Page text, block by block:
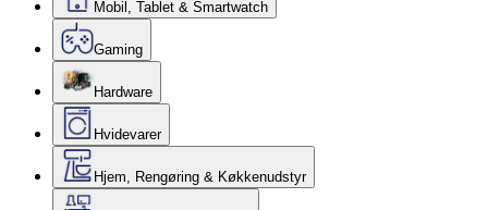
Mobil, Tablet & Smartwatch
Gaming
Hardware
Hvidevarer
Hjem, Rengøring & Køkkenudstyr